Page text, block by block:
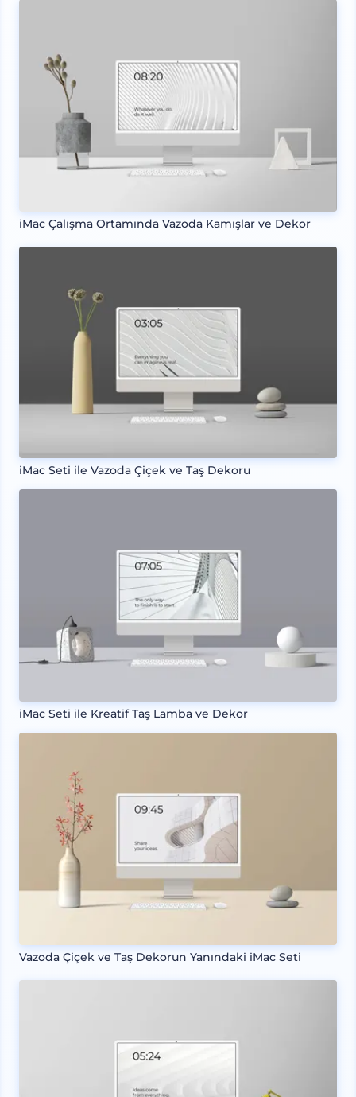
iMac Çalışma Ortamında Vazoda Kamışlar ve Dekor
iMac Seti ile Vazoda Çiçek ve Taş Dekoru
iMac Seti ile Kreatif Taş Lamba ve Dekor
Vazoda Çiçek ve Taş Dekorun Yanındaki iMac Seti